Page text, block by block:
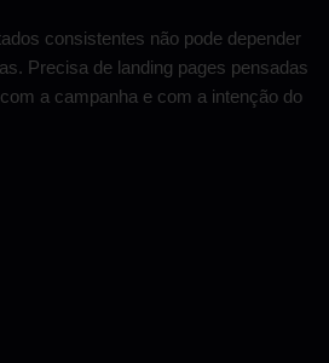
consistentes não pode depender
Precisa de landing pages pensadas
a campanha e com a intenção do